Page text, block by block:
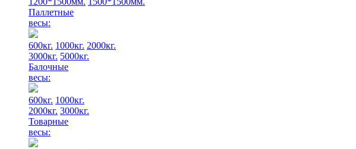
Паллетные
весы:
600кг. 1000кг. 2000кг.
3000кг. 5000кг.
Балочные
весы:
600кг. 1000кг.
2000кг. 3000кг.
Товарные
весы: